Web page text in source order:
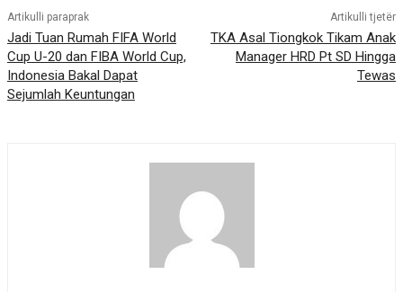
Artikulli paraprak
Jadi Tuan Rumah FIFA World
Cup U-20 dan FIBA World Cup,
Indonesia Bakal Dapat
Sejumlah Keuntungan
Artikulli tjetër
TKA Asal Tiongkok Tikam Anak
Manager HRD Pt SD Hingga
Tewas